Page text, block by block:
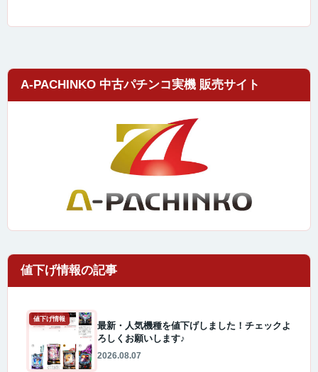
A-PACHINKO 中古パチンコ実機 販売サイト
値下げ情報
最新・人気機種を値下げしました！チェックよ
ろしくお願いします♪
2026.08.07